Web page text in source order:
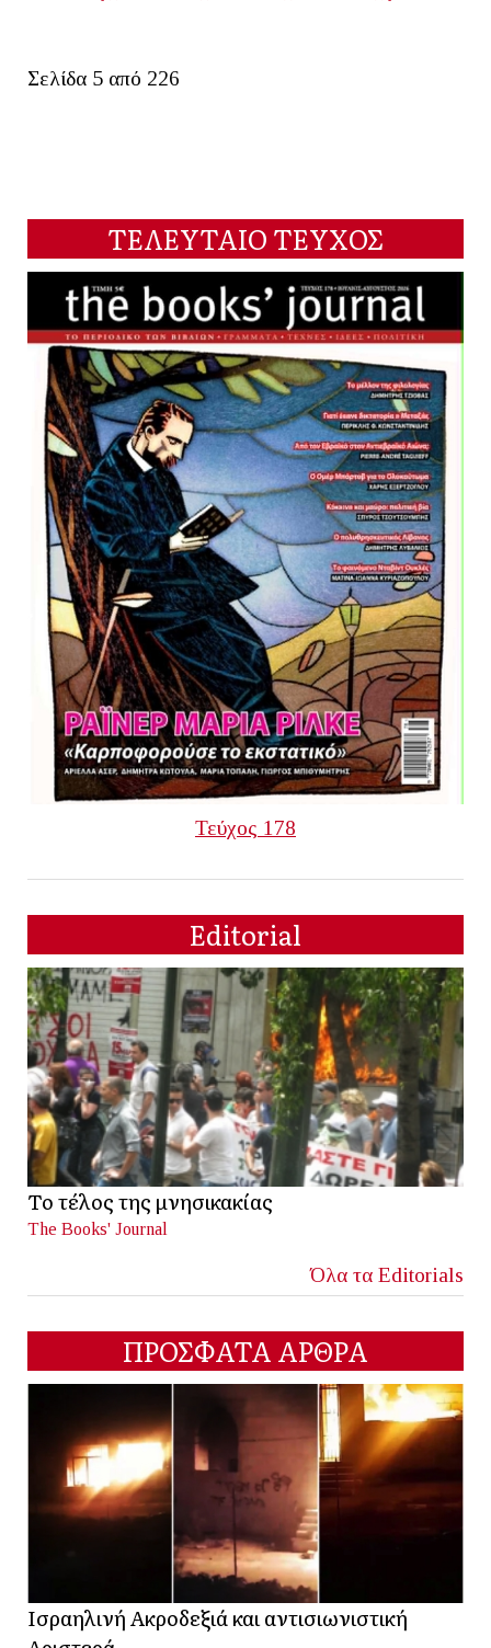
Σελίδα 5 από 226
ΤΕΛΕΥΤΑΙΟ ΤΕΥΧΟΣ
Τεύχος 178
Editorial
Το τέλος της μνησικακίας
The Books' Journal
Όλα τα Editorials
ΠΡΟΣΦΑΤΑ ΑΡΘΡΑ
Ισραηλινή Ακροδεξιά και αντισιωνιστική